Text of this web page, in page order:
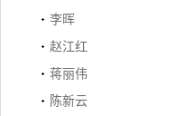
李晖
赵江红
蒋丽伟
陈新云